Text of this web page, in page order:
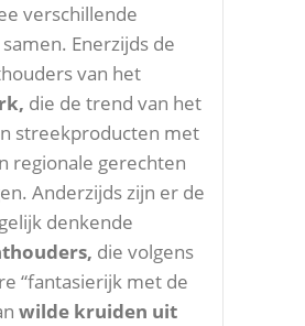
verschillende
Enerzijds de
van het
die de trend van het
streekproducten met
regionale gerechten
Anderzijds zijn er de
denkende
die volgens
“fantasierijk met de
wilde kruiden uit